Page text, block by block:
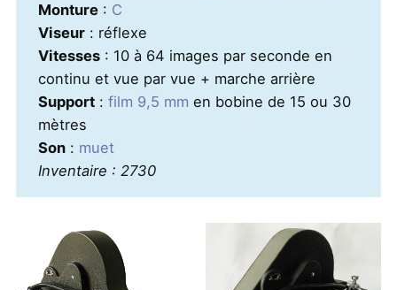
Monture: C
Viseur: réflexe
Vitesses: 10 à 64 images par seconde en
continu et vue par vue + marche arrière
Support: film 9,5 mm en bobine de 15 ou 30
mètres
Son: muet
Inventaire : 2730